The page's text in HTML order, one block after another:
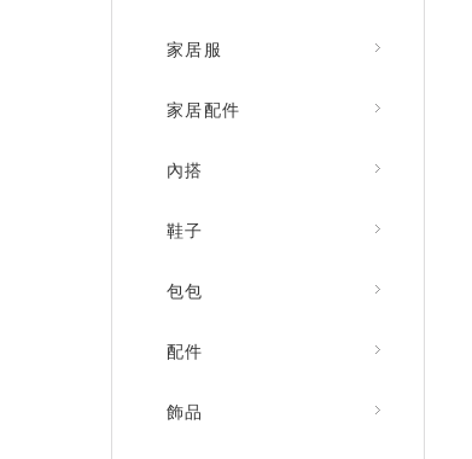
家居服
家居配件
內搭
鞋子
包包
配件
飾品